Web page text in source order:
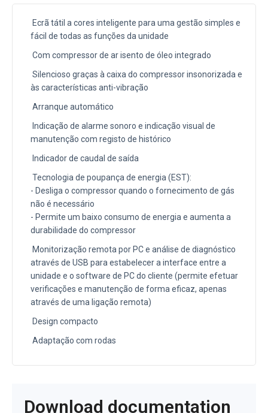
Ecrã tátil a cores inteligente para uma gestão simples e
fácil de todas as funções da unidade
Com compressor de ar isento de óleo integrado
Silencioso graças à caixa do compressor insonorizada e
às características anti-vibração
Arranque automático
Indicação de alarme sonoro e indicação visual de
manutenção com registo de histórico
Indicador de caudal de saída
Tecnologia de poupança de energia (EST):
- Desliga o compressor quando o fornecimento de gás
não é necessário
- Permite um baixo consumo de energia e aumenta a
durabilidade do compressor
Monitorização remota por PC e análise de diagnóstico
através de USB para estabelecer a interface entre a
unidade e o software de PC do cliente (permite efetuar
verificações e manutenção de forma eficaz, apenas
através de uma ligação remota)
Design compacto
Adaptação com rodas
Download documentation